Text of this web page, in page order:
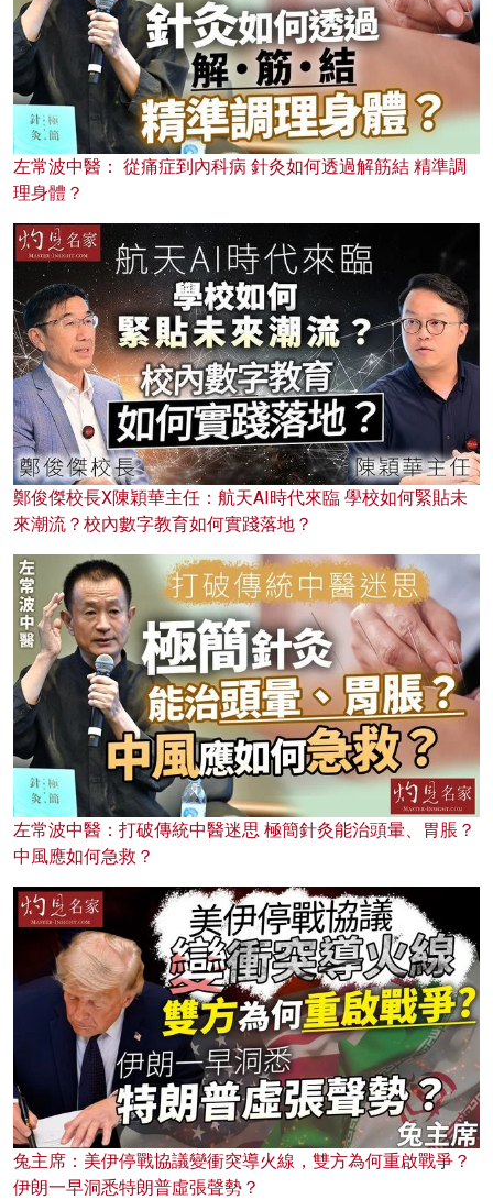
左常波中醫： 從痛症到內科病 針灸如何透過解筋結 精準調
理身體？
鄭俊傑校長X陳穎華主任：航天AI時代來臨 學校如何緊貼未
來潮流？校內數字教育如何實踐落地？
左常波中醫：打破傳統中醫迷思 極簡針灸能治頭暈、胃脹？
中風應如何急救？
兔主席：美伊停戰協議變衝突導火線，雙方為何重啟戰爭？
伊朗一早洞悉特朗普虛張聲勢？